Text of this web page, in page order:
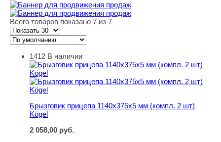
Всего товаров показано 7 из 7
Брызговик прицепа 1140х375х5 мм (компл. 2 шт) Kögel
1412 В наличии
Брызговик прицепа 1140х375х5 мм (компл. 2 шт)
Kögel
2 058,00 руб.